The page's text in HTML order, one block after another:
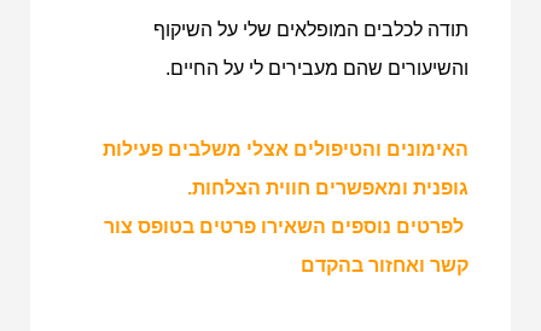
תודה לכלבים המופלאים שלי על השיקוף
והשיעורים שהם מעבירים לי על החיים.
האימונים והטיפולים אצלי משלבים פעילות
גופנית ומאפשרים חווית הצלחות.
לפרטים נוספים השאירו פרטים בטופס צור
קשר ואחזור בהקדם